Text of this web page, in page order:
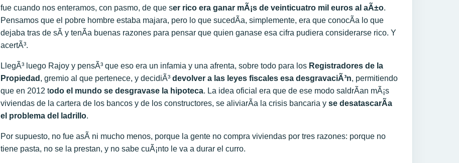
fue cuando nos enteramos, con pasmo, de que ser rico era ganar mÃ¡s de veinticuatro mil euros al aÃ±o.
Pensamos que el pobre hombre estaba majara, pero lo que sucedÃ­a, simplemente, era que conocÃ­a lo que
dejaba tras de sÃ­ y tenÃ­a buenas razones para pensar que quien ganase esa cifra pudiera considerarse rico. Y
acertÃ³.
LlegÃ³ luego Rajoy y pensÃ³ que eso era un infamia y una afrenta, sobre todo para los Registradores de la
Propiedad , gremio al que pertenece, y decidiÃ³ devolver a las leyes fiscales esa desgravaciÃ³n, permitiendo
que en 2012 todo el mundo se desgravase la hipoteca. La idea oficial era que de ese modo saldrÃ­an mÃ¡s
viviendas de la cartera de los bancos y de los constructores, se aliviarÃ­a la crisis bancaria y se desatascarÃ­a
el problema del ladrillo.
Por supuesto, no fue asÃ­ ni mucho menos, porque la gente no compra viviendas por tres razones: porque no
tiene pasta, no se la prestan, y no sabe cuÃ¡nto le va a durar el curro.